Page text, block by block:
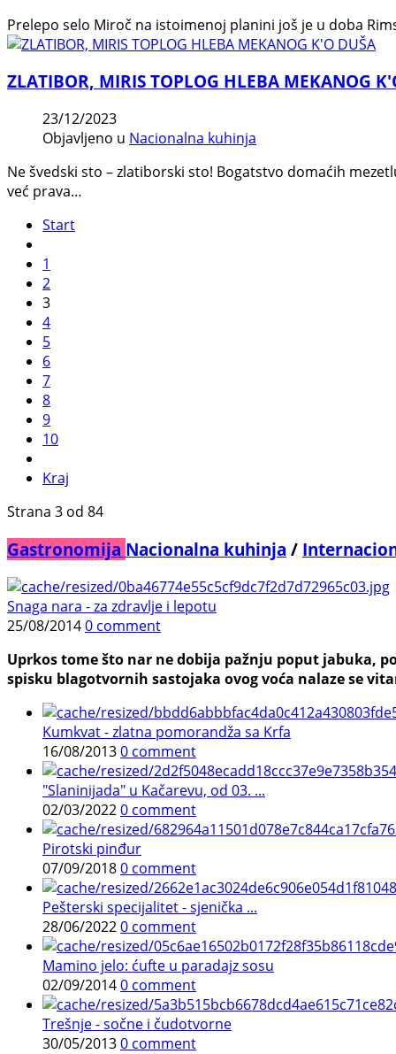
Prelepo selo Miroč na istoimenoj planini još je u doba
ZLATIBOR, MIRIS TOPLOG HLEBA MEKANOG
23/12/2023
Objavljeno u Nacionalna kuhinja
Ne švedski sto – zlatiborski sto! Bogatstvo domaćih
već prava…
Start
1
2
3
4
5
6
7
8
9
10
Kraj
Strana 3 od 84
Gastronomija Nacionalna kuhinja /
Snaga nara - za zdravlje i lepotu
25/08/20140 comment
Uprkos tome što nar ne dobija pažnju poput jabuka,
spisku blagotvornih sastojaka ovog voća nalaze se
Kumkvat - zlatna pomorandža sa Krfa
16/08/20130 comment
"Slaninijada" u Kačarevu, od 03. ...
02/03/20220 comment
Pirotski pinđur
07/09/20180 comment
Pešterski specijalitet - sjenička ...
28/06/20220 comment
Mamino jelo: ćufte u paradajz sosu
02/09/20140 comment
Trešnje - sočne i čudotvorne
30/05/20130 comment